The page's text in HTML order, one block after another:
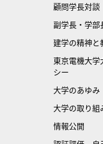
顧問学長対談
副学長・学部
建学の精神と
東京電機大学
シー
大学のあゆみ
大学の取り組
情報公開